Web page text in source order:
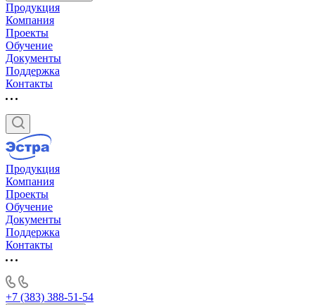
Продукция
Компания
Проекты
Обучение
Документы
Поддержка
Контакты
Продукция
Компания
Проекты
Обучение
Документы
Поддержка
Контакты
+7 (383) 388-51-54